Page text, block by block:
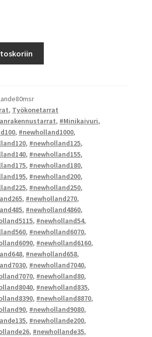
, Työkonetarrat
, #Minikaivuri,
, #newholland1000,
, #newholland125,
, #newholland155,
, #newholland180,
, #newholland200,
, #newholland250,
, #newholland270,
, #newholland4860,
, #newholland54,
, #newholland6070,
, #newholland6160,
, #newholland658,
, #newholland7040,
, #newholland80,
, #newholland835,
, #newholland8870,
, #newholland9080,
, #newhollande200,
, #newhollande35,